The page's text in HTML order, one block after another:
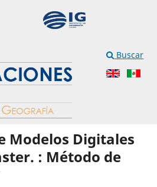
Buscar
Modelos Digitales
: Método de